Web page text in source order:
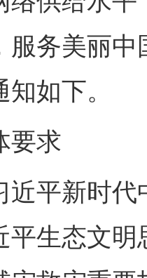
服务美丽中
如下。
求
新时代
平生态文